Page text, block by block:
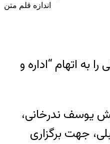
اندازه قلم متن
به اتهام “اداره و
۱۳۹۶، چهار شهروند مسیحی؛ کشیش یوسف ندرخانی،
جهت برگزاری